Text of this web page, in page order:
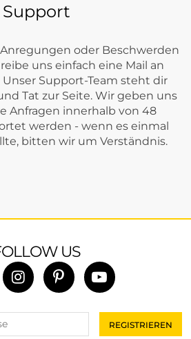
Support
oder Beschwerden
uns einfach eine Mail an
Unser Support-Team steht dir
Tat zur Seite. Wir geben uns
Anfragen innerhalb von 48
werden - wenn es einmal
bitten wir um Verständnis.
US